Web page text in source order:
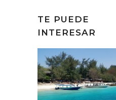
TE PUEDE
INTERESAR